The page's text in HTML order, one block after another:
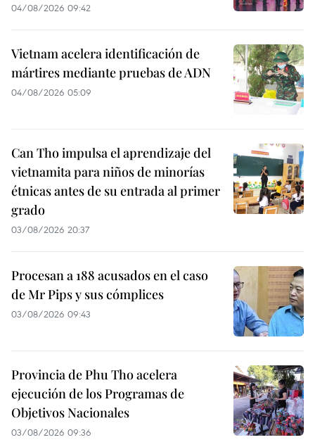
04/08/2026 09:42
Vietnam acelera identificación de
mártires mediante pruebas de ADN
04/08/2026 05:09
Can Tho impulsa el aprendizaje del
vietnamita para niños de minorías
étnicas antes de su entrada al primer
grado
03/08/2026 20:37
Procesan a 188 acusados en el caso
de Mr Pips y sus cómplices
03/08/2026 09:43
Provincia de Phu Tho acelera
ejecución de los Programas de
Objetivos Nacionales
03/08/2026 09:36